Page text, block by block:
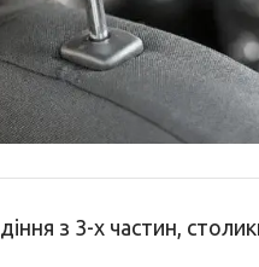
з 3-х частин,